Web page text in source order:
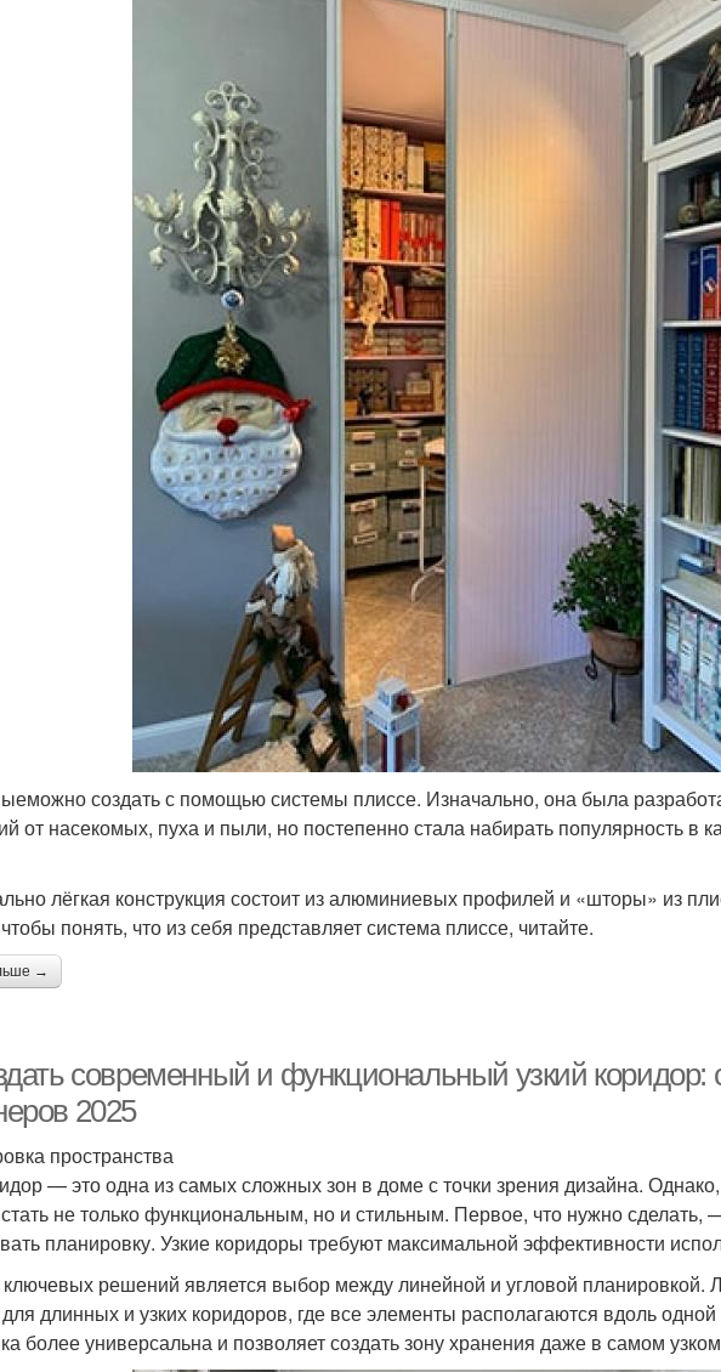
создать с помощью системы плиссе. Изначально, она была
от насекомых, пуха и пыли, но постепенно стала набирать популярность в
лёгкая конструкция состоит из алюминиевых профилей и «шторы» из
понять, что из себя представляет система плиссе, читайте.
→
современный и функциональный узкий коридор:
2025
пространства
— это одна из самых сложных зон в доме с точки зрения дизайна.
не только функциональным, но и стильным. Первое, что нужно сделать,
планировку. Узкие коридоры требуют максимальной эффективности
решений является выбор между линейной и угловой планировкой.
длинных и узких коридоров, где все элементы располагаются вдоль
более универсальна и позволяет создать зону хранения даже в самом